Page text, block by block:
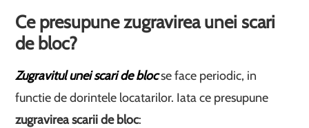
Ce presupune zugravirea unei scari
de bloc?
Zugravitul unei scari de blocse face periodic, in
functie de dorintele locatarilor. Iata ce presupune
zugravirea scarii de bloc: